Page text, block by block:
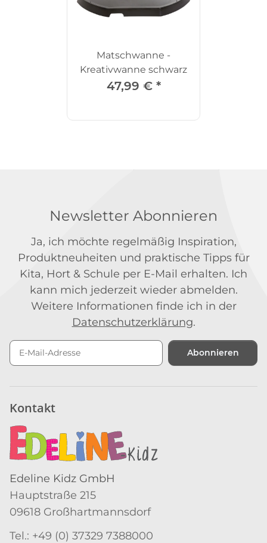
Matschwanne -
Kreativwanne schwarz
47,99 € *
Newsletter Abonnieren
Ja, ich möchte regelmäßig Inspiration,
Produktneuheiten und praktische Tipps für
Kita, Hort & Schule per E-Mail erhalten. Ich
kann mich jederzeit wieder abmelden.
Weitere Informationen finde ich in der
Datenschutzerklärung.
Abonnieren
Kontakt
Edeline Kidz GmbH
Hauptstraße 215
09618 Großhartmannsdorf
Tel.: +49 (0) 37329 7388000